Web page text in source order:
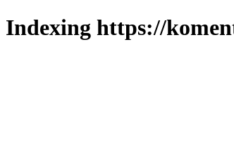
Indexing https://